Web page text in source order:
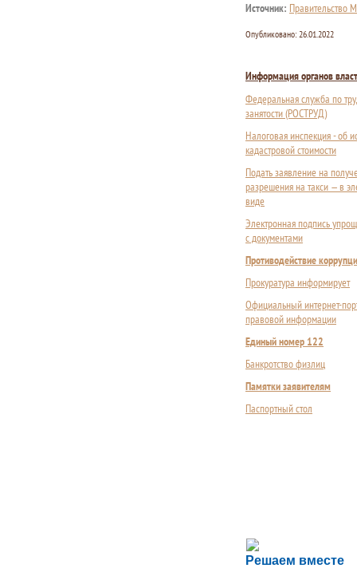
Источник: Правительство
Опубликовано: 26.01.2022
Информация органов
Федеральная служба по
занятости (РОСТРУД)
Налоговая инспекция - об
кадастровой стоимости
Подать заявление на
разрешения на такси — в
виде
Электронная подпись
с документами
Противодействие
Прокуратура информирует
Официальный интернет-
правовой информации
Единый номер 122
Банкротство физлиц
Памятки заявителям
Паспортный стол
Решаем вместе
Сложности с
Сообщите об этом